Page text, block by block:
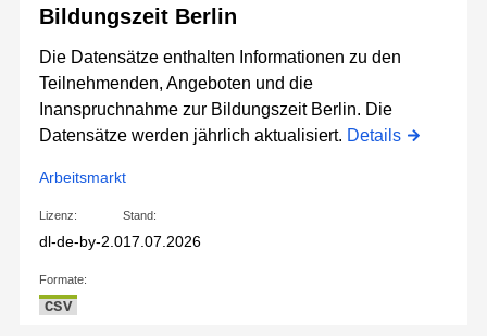
Bildungszeit Berlin
Die Datensätze enthalten Informationen zu den
Teilnehmenden, Angeboten und die
Inanspruchnahme zur Bildungszeit Berlin. Die
Datensätze werden jährlich aktualisiert. Details
Arbeitsmarkt
Lizenz:
dl-de-by-2.0
Stand:
17.07.2026
Formate:
CSV